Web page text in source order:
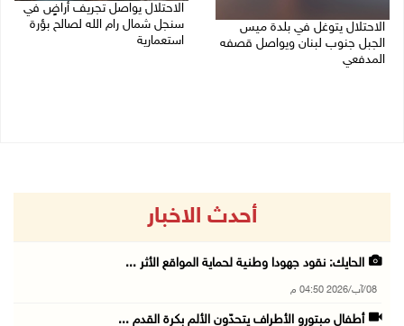
الاحتلال يتوغل في بلدة ميس
الجبل جنوب لبنان ويواصل قصفه
المدفعي
الاحتلال يواصل تجريف أراضٍ في
سنجل شمال رام الله لصالح بؤرة
استعمارية
أحدث الاخبار
الحايك: نقود جهودا وطنية لحماية المواقع الأثر ...
08/آب/2026 04:50 م
أطفال مبتورو الأطراف يتحدّون الألم بكرة القدم ...